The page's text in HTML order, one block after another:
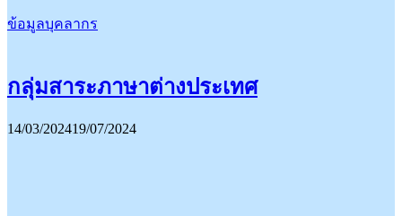
ข้อมูลบุคลากร
กลุ่มสาระภาษาต่างประเทศ
14/03/202419/07/2024